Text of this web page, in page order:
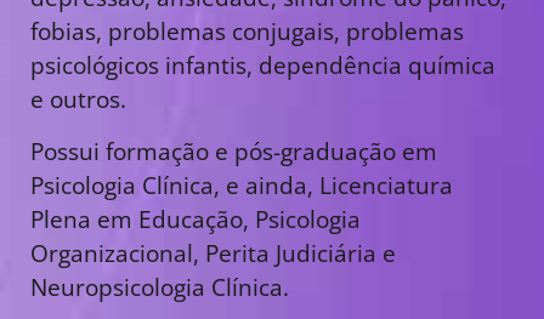
fobias, problemas conjugais, problemas
psicológicos infantis, dependência química
e outros.
Possui formação e pós-graduação em
Psicologia Clínica, e ainda, Licenciatura
Plena em Educação, Psicologia
Organizacional, Perita Judiciária e
Neuropsicologia Clínica.